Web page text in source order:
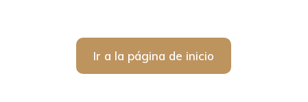
Ir a la página de inicio